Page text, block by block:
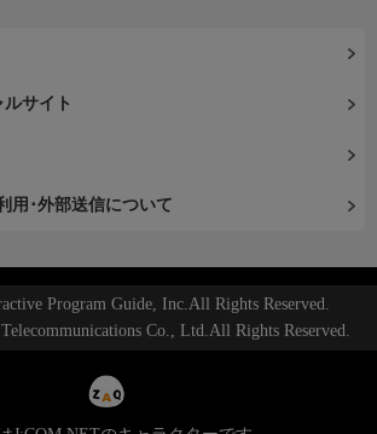
サイト
用･外部送信について
Program Guide, Inc.All Rights Reserved.
Co., Ltd.All Rights Reserved.